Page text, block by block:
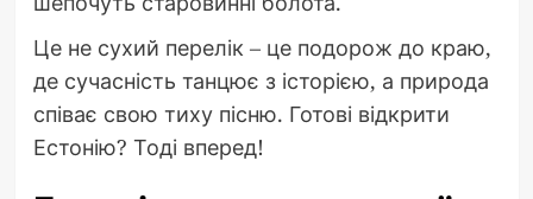
Це не сухий перелік – це подорож до краю,
де сучасність танцює з історією, а природа
співає свою тиху пісню. Готові відкрити
Естонію? Тоді вперед!